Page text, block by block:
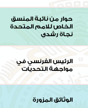
حوار من نائبة المنسق
الخاص للامم المتحدة
نجاة رشدي
الرئيس الفرنسي في
مواجهة التحديات
الوثائق المزورة